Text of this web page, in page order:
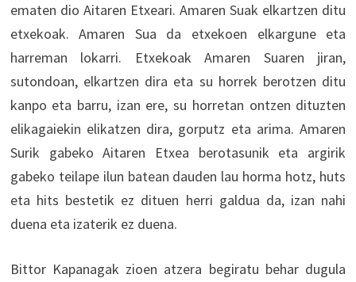
ematen dio Aitaren Etxeari. Amaren Suak elkartzen ditu
etxekoak. Amaren Sua da etxekoen elkargune eta
harreman lokarri. Etxekoak Amaren Suaren jiran,
sutondoan, elkartzen dira eta su horrek berotzen ditu
kanpo eta barru, izan ere, su horretan ontzen dituzten
elikagaiekin elikatzen dira, gorputz eta arima. Amaren
Surik gabeko Aitaren Etxea berotasunik eta argirik
gabeko teilape ilun batean dauden lau horma hotz, huts
eta hits bestetik ez dituen herri galdua da, izan nahi
duena eta izaterik ez duena.
Bittor Kapanagak zioen atzera begiratu behar dugula